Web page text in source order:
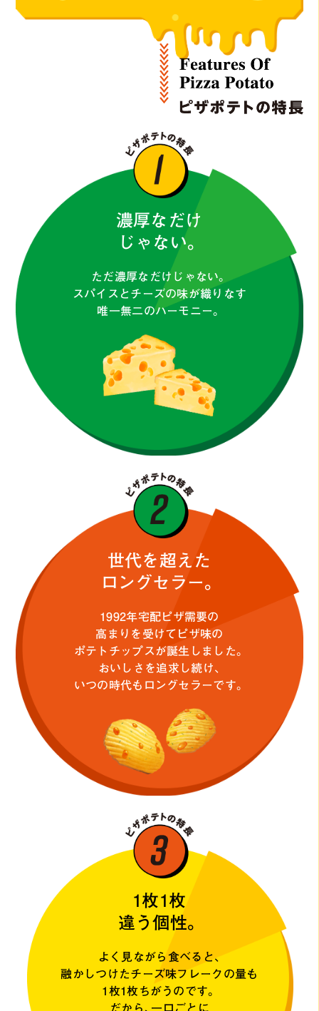
濃厚なだけ
じゃない。
ただ濃厚なだけじゃない。
スパイスとチーズの味が織りなす
唯一無二のハーモニー。
世代を超えた
ロングセラー。
1992年宅配ピザ需要の
高まりを受けてピザ味の
ポテトチップスが誕生しました。
おいしさを追求し続け、
いつの時代もロングセラーです。
1枚1枚
違う個性。
よく見ながら食べると、
融かしつけたチーズ味フレークの量も
1枚1枚ちがうのです。
だから、一口ごとに